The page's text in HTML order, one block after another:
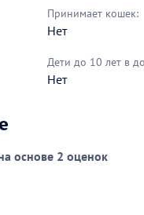
Принимает кошек:
Нет
Дети до 10 лет в
Нет
основе 2 оценок